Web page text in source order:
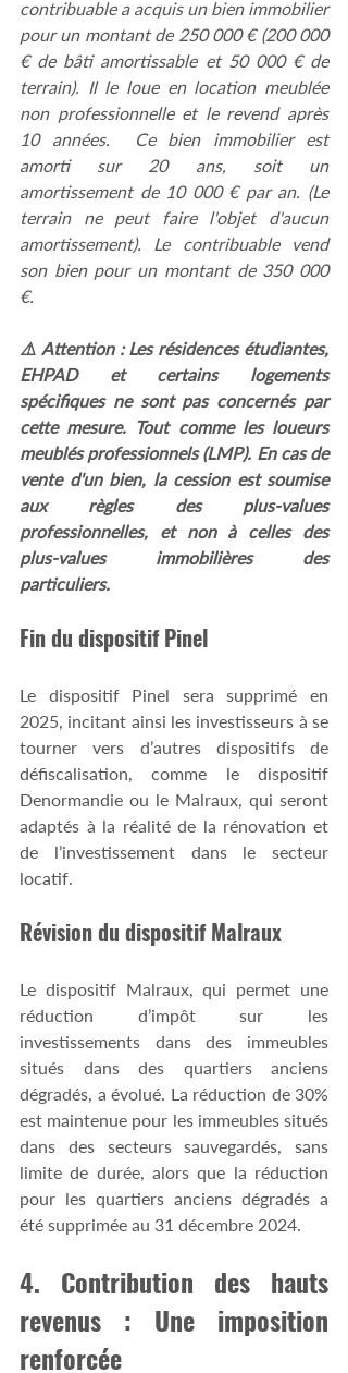
contribuable a acquis un bien immobilier
pour un montant de 250 000 € (200 000
€ de bâti amortissable et 50 000 € de
terrain). Il le loue en location meublée
non professionnelle et le revend après
10 années.  Ce bien immobilier est
amorti sur 20 ans, soit un
amortissement de 10 000 € par an. (Le
terrain ne peut faire l'objet d'aucun
amortissement). Le contribuable vend
son bien pour un montant de 350 000
€.
⚠️ Attention : Les résidences étudiantes,
EHPAD et certains logements
spécifiques ne sont pas concernés par
cette mesure. Tout comme les loueurs
meublés professionnels (LMP). En cas de
vente d'un bien, la cession est soumise
aux règles des plus-values
professionnelles, et non à celles des
plus-values immobilières des
particuliers.
Fin du dispositif Pinel
Le dispositif Pinel sera supprimé en
2025, incitant ainsi les investisseurs à se
tourner vers d’autres dispositifs de
défiscalisation, comme le dispositif
Denormandie ou le Malraux, qui seront
adaptés à la réalité de la rénovation et
de l’investissement dans le secteur
locatif.
Révision du dispositif Malraux
Le dispositif Malraux, qui permet une
réduction d’impôt sur les
investissements dans des immeubles
situés dans des quartiers anciens
dégradés, a évolué. La réduction de 30%
est maintenue pour les immeubles situés
dans des secteurs sauvegardés, sans
limite de durée, alors que la réduction
pour les quartiers anciens dégradés a
été supprimée au 31 décembre 2024.
4. Contribution des hauts
revenus : Une imposition
renforcée